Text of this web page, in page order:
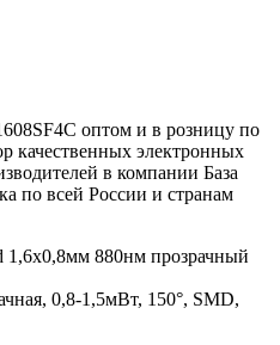
оптом и в розницу по
качественных электронных
в компании База
по всей России и странам
1,6х0,8мм 880нм прозрачный
0,8-1,5мВт, 150°, SMD,